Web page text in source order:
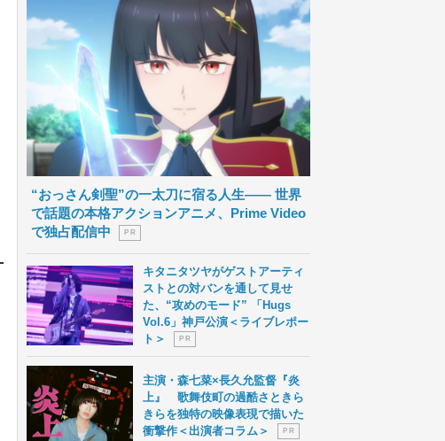
“おっさん剣聖”の一太刀に宿る人生―― 世界
で話題の本格アクションアニメ、Prime Video
で独占配信中
P R
キタニタツヤがゲストアーティ
ストとの対バンを通して見せ
た、“攻めのモード” 「Hugs
Vol.6」神戸公演＜ライブレポー
ト＞
P R
主演・森七菜×長久允監督『炎
上』 歌舞伎町の過酷さときら
きらを独特の映像表現で描いた
衝撃作＜出演者コラム＞
P R